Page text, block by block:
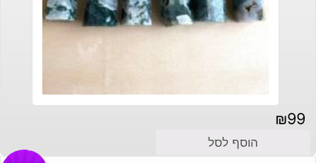
₪99
הוסף לסל